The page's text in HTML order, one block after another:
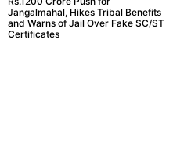
Jangalmahal, Hikes Tribal Benefits
and Warns of Jail Over Fake SC/ST
Certificates